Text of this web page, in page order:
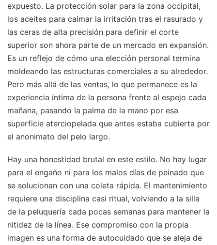
expuesto. La protección solar para la zona occipital,
los aceites para calmar la irritación tras el rasurado y
las ceras de alta precisión para definir el corte
superior son ahora parte de un mercado en expansión.
Es un reflejo de cómo una elección personal termina
moldeando las estructuras comerciales a su alrededor.
Pero más allá de las ventas, lo que permanece es la
experiencia íntima de la persona frente al espejo cada
mañana, pasando la palma de la mano por esa
superficie aterciopelada que antes estaba cubierta por
el anonimato del pelo largo.
Hay una honestidad brutal en este estilo. No hay lugar
para el engaño ni para los malos días de peinado que
se solucionan con una coleta rápida. El mantenimiento
requiere una disciplina casi ritual, volviendo a la silla
de la peluquería cada pocas semanas para mantener la
nitidez de la línea. Ese compromiso con la propia
imagen es una forma de autocuidado que se aleja de